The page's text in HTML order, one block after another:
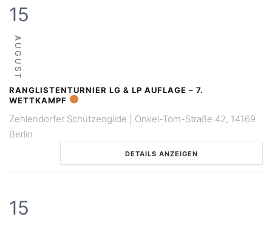
15
AUGUST
RANGLISTENTURNIER LG & LP AUFLAGE – 7.
WETTKAMPF
Zehlendorfer Schützengilde | Onkel-Tom-Straße 42, 14169
Berlin
DETAILS ANZEIGEN
15